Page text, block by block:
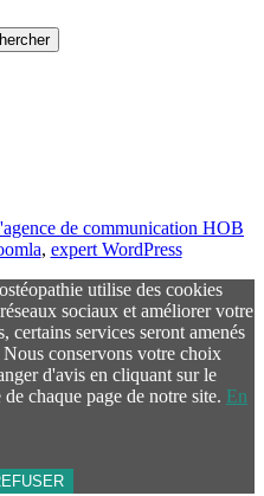
de communication HOB
, expert WordPress
utilise des cookies
sociaux et améliorer votre
certains services seront amenés
conservons votre choix
d'avis en cliquant sur le
chaque page de notre site. En